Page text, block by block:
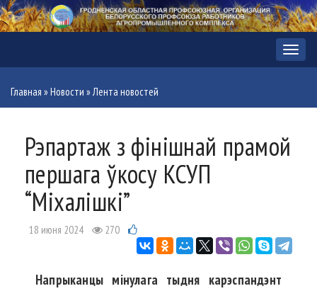
Меню
Главная »Новости »Лента новостей
Рэпартаж з фінішнай прамой
першага ўкосу КСУП
“Міхалішкі”
18 июня 2024 270
Напрыканцы мінулага тыдня карэспандэнт